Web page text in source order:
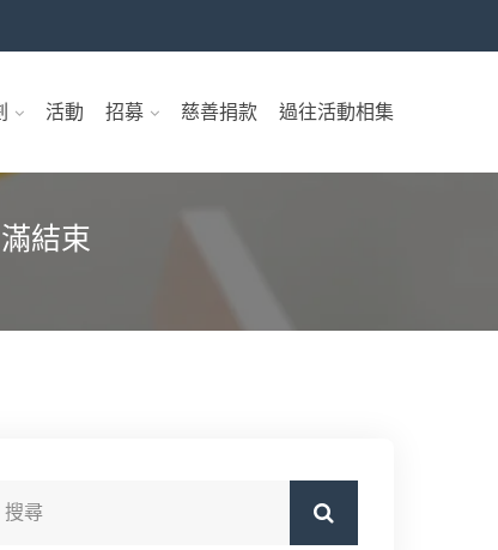
活動 招募 慈善捐款 過往活動相集
結束